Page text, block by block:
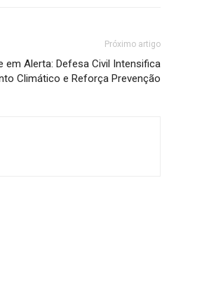
Próximo artigo
em Alerta: Defesa Civil Intensifica
Climático e Reforça Prevenção